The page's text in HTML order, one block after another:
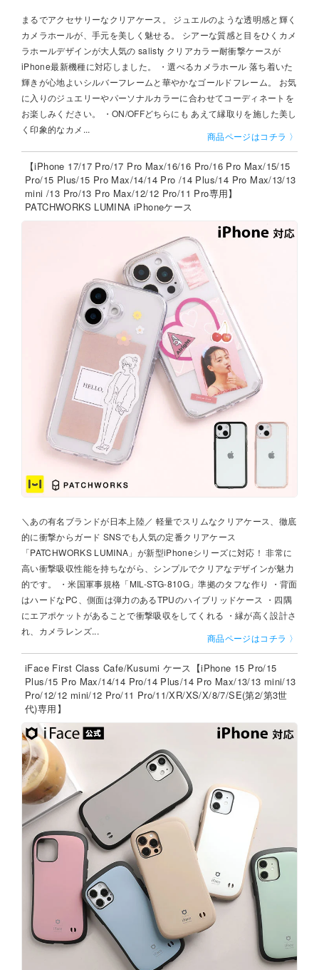
まるでアクセサリーなクリアケース。 ジュエルのような透明感と輝く
カメラホールが、手元を美しく魅せる。 シアーな質感と目をひくカメ
ラホールデザインが大人気の salisty クリアカラー耐衝撃ケースが
iPhone最新機種に対応しました。 ・選べるカメラホール 落ち着いた
輝きが心地よいシルバーフレームと華やかなゴールドフレーム。 お気
に入りのジュエリーやパーソナルカラーに合わせてコーディネートを
お楽しみください。 ・ON/OFFどちらにも あえて縁取りを施した美し
く印象的なカメ...
商品ページはコチラ 〉
【iPhone 17/17 Pro/17 Pro Max/16/16 Pro/16 Pro Max/15/15
Pro/15 Plus/15 Pro Max/14/14 Pro /14 Plus/14 Pro Max/13/13
mini /13 Pro/13 Pro Max/12/12 Pro/11 Pro専用】
PATCHWORKS LUMINA iPhoneケース
＼あの有名ブランドが日本上陸／ 軽量でスリムなクリアケース、徹底
的に衝撃からガード SNSでも人気の定番クリアケース
「PATCHWORKS LUMINA」が新型iPhoneシリーズに対応！ 非常に
高い衝撃吸収性能を持ちながら、シンプルでクリアなデザインが魅力
的です。 ・米国軍事規格「MIL-STG-810G」準拠のタフな作り ・背面
はハードなPC、側面は弾力のあるTPUのハイブリッドケース ・四隅
にエアポケットがあることで衝撃吸収をしてくれる ・縁が高く設計さ
れ、カメラレンズ...
商品ページはコチラ 〉
iFace First Class Cafe/Kusumi ケース【iPhone 15 Pro/15
Plus/15 Pro Max/14/14 Pro/14 Plus/14 Pro Max/13/13 mini/13
Pro/12/12 mini/12 Pro/11 Pro/11/XR/XS/X/8/7/SE(第2/第3世
代)専用】